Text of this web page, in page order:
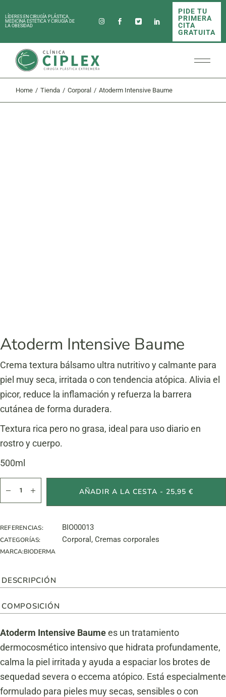
to
theLÍDERES EN CIRUGÍA PLÁSTICA,
MEDICINA ESTÉTICA Y CIRUGÍA DE
LA OBESIDAD
PIDE TU
PRIMERA
CITA
GRATUITA
Home Tienda Corporal Atoderm Intensive Baume
Atoderm Intensive Baume
Crema textura bálsamo ultra nutritivo y calmante para
piel muy seca, irritada o con tendencia atópica. Alivia el
picor, reduce la inflamación y refuerza la barrera
cutánea de forma duradera.
Textura rica pero no grasa, ideal para uso diario en
rostro y cuerpo.
500ml
AÑADIR A LA CESTA - 25,95 €
REFERENCIAS: BIO00013
CATEGORÍAS: Corporal , Cremas corporales
MARCA:BIODERMA
DESCRIPCIÓN
COMPOSICIÓN
Atoderm Intensive Baumees un tratamiento
dermocosmético intensivo que hidrata profundamente,
calma la piel irritada y ayuda a espaciar los brotes de
sequedad severa o eccema atópico. Está especialmente
formulado para pieles muy secas, sensibles o con